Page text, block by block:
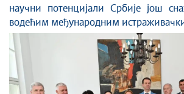
научни потенцијали Србије још
водећим међународним